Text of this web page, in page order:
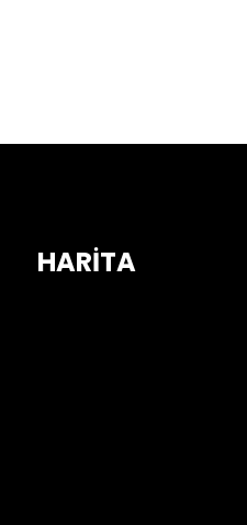
HARİTA